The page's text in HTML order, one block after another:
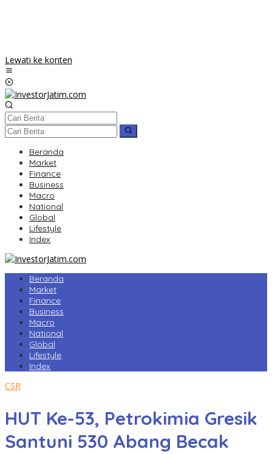
Lewati ke konten
Beranda
Market
Finance
Business
Macro
National
Global
Lifestyle
Index
Beranda
Market
Finance
Business
Macro
National
Global
Lifestyle
Index
CSR
HUT Ke-53, Petrokimia Gresik
Santuni 530 Abang Becak